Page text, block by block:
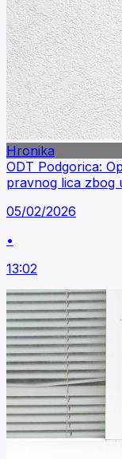
Hronika
ODT Podgorica:
pravnog lica zbog
05/02/2026
•
13:02